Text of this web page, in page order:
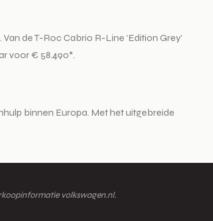
de T-Roc Cabrio R-Line ‘Edition Grey’
voor € 58.490*.
binnen Europa. Met het uitgebreide
volkswagen.nl.